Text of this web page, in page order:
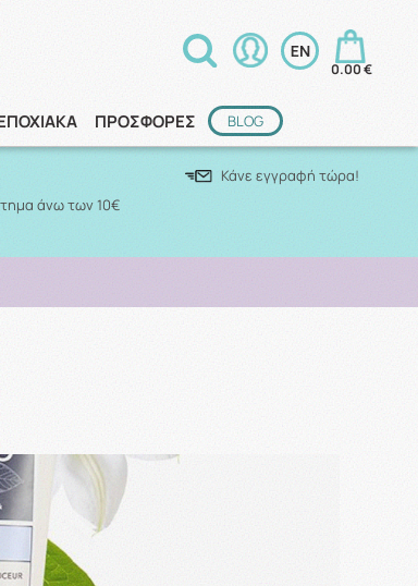
0.00 €
ΠΡΟΣΦΟΡΕΣ BLOG
άνω των 10€
Κάνε εγγραφή τώρα!